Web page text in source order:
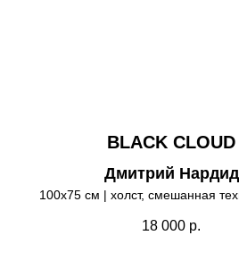
BLACK CLOUD
Дмитрий Нардид
100х75 см | холст, смешанная
18 000 р.